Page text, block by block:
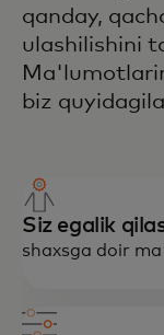
qanday,
ulashilishini
biz
Siz egalik
shaxsga doir